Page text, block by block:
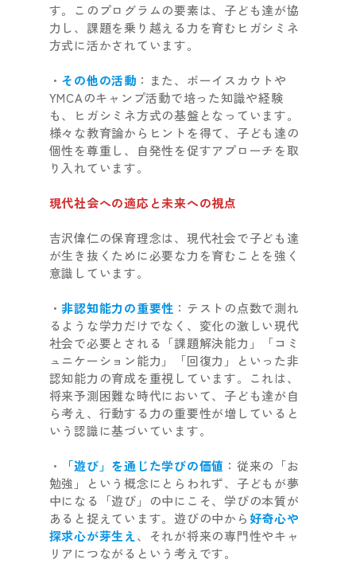
す。このプログラムの要素は、子ども達が協
力し、課題を乗り越える力を育むヒガシミネ
方式に活かされています。
・ その他の活動 ：また、ボーイスカウトや
YMCAのキャンプ活動で培った知識や経験
も、ヒガシミネ方式の基盤となっています。
様々な教育論からヒントを得て、子ども達の
個性を尊重し、自発性を促すアプローチを取
り入れています。
現代社会への適応と未来への視点
吉沢偉仁の保育理念は、現代社会で子ども達
が生き抜くために必要な力を育むことを強く
意識しています。
・非認知能力の重要性 ：テストの点数で測れ
るような学力だけでなく、変化の激しい現代
社会で必要とされる「課題解決能力」「コミ
ュニケーション能力」「回復力」といった非
認知能力の育成を重視しています。これは、
将来予測困難な時代において、子ども達が自
ら考え、行動する力の重要性が増していると
いう認識に基づいています。
・ 「遊び」を通じた学びの価値 ：従来の「お
勉強」という概念にとらわれず、子どもが夢
中になる「遊び」の中にこそ、学びの本質が
あると捉えています。遊びの中から好奇心や
探求心が芽生え 、それが将来の専門性やキャ
リアにつながるという考えです。